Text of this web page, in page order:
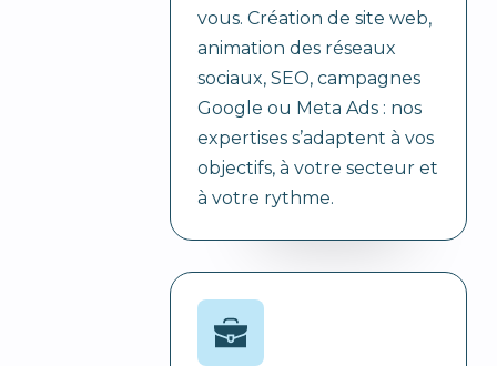
vous. Création de site web,
animation des réseaux
sociaux, SEO, campagnes
Google ou Meta Ads : nos
expertises s’adaptent à vos
objectifs, à votre secteur et
à votre rythme.